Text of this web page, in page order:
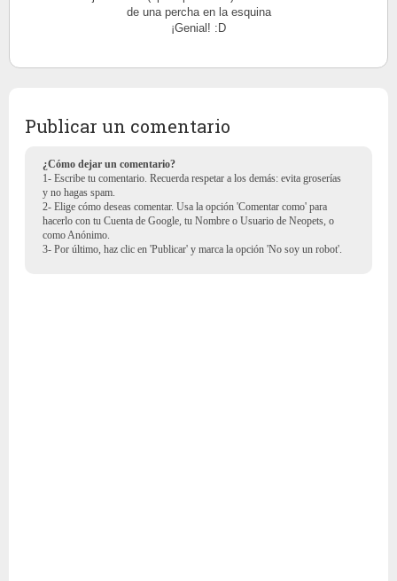
de una percha en la esquina
¡Genial! :D
Publicar un comentario
¿Cómo dejar un comentario?
1- Escribe tu comentario. Recuerda respetar a los demás: evita groserías
y no hagas spam.
2- Elige cómo deseas comentar. Usa la opción 'Comentar como' para
hacerlo con tu Cuenta de Google, tu Nombre o Usuario de Neopets, o
como Anónimo.
3- Por último, haz clic en 'Publicar' y marca la opción 'No soy un robot'.